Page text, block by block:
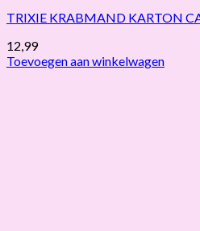
TRIXIE KRABMAND KARTON
12,99
Toevoegen aan winkelwagen